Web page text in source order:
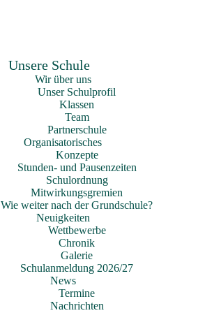
Unsere Schule
Wir über uns
Unser Schulprofil
Klassen
Team
Partnerschule
Organisatorisches
Konzepte
Stunden- und Pausenzeiten
Schulordnung
Mitwirkungsgremien
Wie weiter nach der Grundschule?
Neuigkeiten
Wettbewerbe
Chronik
Galerie
Schulanmeldung 2026/27
News
Termine
Nachrichten